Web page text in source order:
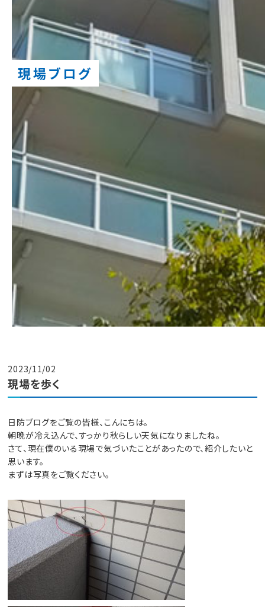
現場ブログ
2023/11/02
現場を歩く
日防ブログをご覧の皆様、こんにちは。
朝晩が冷え込んで、すっかり秋らしい天気になりましたね。
さて、現在僕のいる現場で気づいたことがあったので、紹介したいと
思います。
まずは写真をご覧ください。